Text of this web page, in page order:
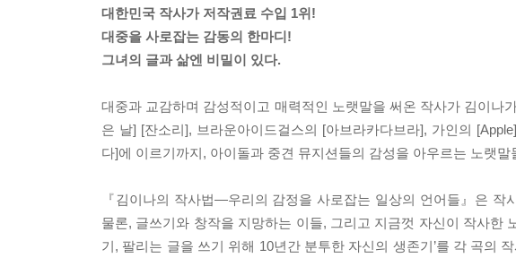
대한민국 작사가 저작권료 수입 1위!
대중을 사로잡는 감동의 한마디!
그녀의 글과 삶엔 비밀이 있다.
대중과 교감하며 감성적이고 매력적인 노랫말을 써온 작사가 김이
은 날] [잔소리], 브라운아이드걸스의 [아브라카다브라], 가인의
다]에 이르기까지, 아이돌과 중견 뮤지션들의 감성을 아우르는 노랫말
『김이나의 작사법―우리의 감정을 사로잡는 일상의 언어들』은
물론, 글쓰기와 창작을 지망하는 이들, 그리고 지금껏 자신이 작사한
기, 팔리는 글을 쓰기 위해 10년간 분투한 자신의 생존기’를 각 곡의